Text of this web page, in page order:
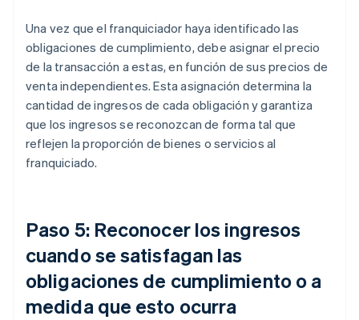
Una vez que el franquiciador haya identificado las
obligaciones de cumplimiento, debe asignar el precio
de la transacción a estas, en función de sus precios de
venta independientes. Esta asignación determina la
cantidad de ingresos de cada obligación y garantiza
que los ingresos se reconozcan de forma tal que
reflejen la proporción de bienes o servicios al
franquiciado.
Paso 5: Reconocer los ingresos
cuando se satisfagan las
obligaciones de cumplimiento o a
medida que esto ocurra